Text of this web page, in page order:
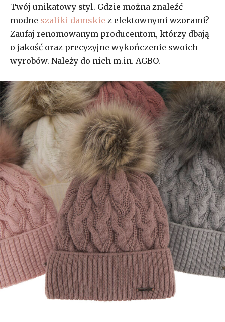
Twój unikatowy styl. Gdzie można znaleźć
modne szaliki damskie z efektownymi wzorami?
Zaufaj renomowanym producentom, którzy dbają
o jakość oraz precyzyjne wykończenie swoich
wyrobów. Należy do nich m.in. AGBO.